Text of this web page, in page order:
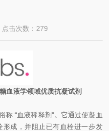
点击次数：279
血液学领域优质抗凝试剂
称 “血液稀释剂"。它通过使凝血
成，并阻止已有血栓进一步发